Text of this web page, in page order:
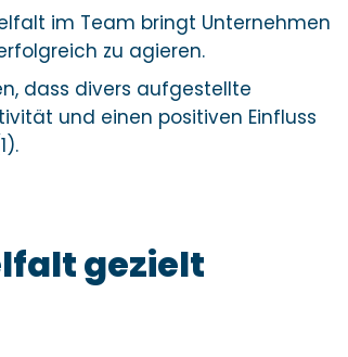
im Team bringt Unternehmen
zu agieren.
dass divers aufgestellte
und einen positiven Einfluss
gezielt